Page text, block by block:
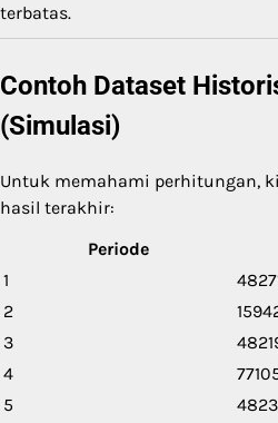
terbatas.
Contoh Dataset
(Simulasi)
Untuk memahami perhitungan,
hasil terakhir:
Periode
1
2
3
4
5